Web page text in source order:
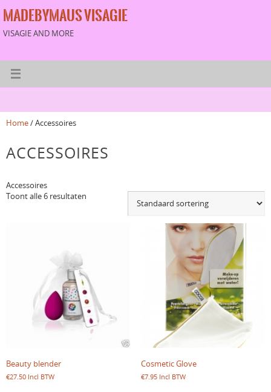
MADEBYMAUS VISAGIE
VISAGIE AND MORE
Home/ Accessoires
ACCESSOIRES
Accessoires
Toont alle 6 resultaten
Beauty blender
€27.50 Incl BTW
Cosmetic Glove
€7.95 Incl BTW